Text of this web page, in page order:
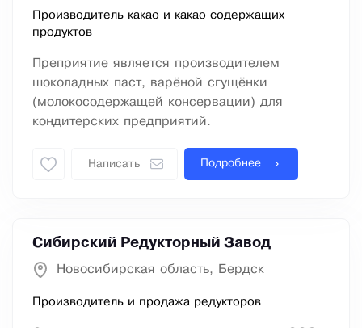
Производитель какао и какао содержащих
продуктов
Преприятие является производителем
шоколадных паст, варёной сгущёнки
(молокосодержащей консервации) для
кондитерских предприятий.
Написать Подробнее
Сибирский Редукторный Завод
Новосибирская область, Бердск
Производитель и продажа редукторов